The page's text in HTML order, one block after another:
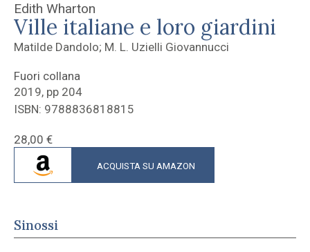
Edith Wharton
Ville italiane e loro giardini
Matilde Dandolo; M. L. Uzielli Giovannucci
Fuori collana
2019, pp 204
ISBN: 9788836818815
28,00 €
ACQUISTA SU AMAZON
Sinossi